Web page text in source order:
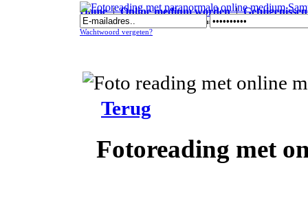
Home|Online medium worden|Getuigenissen
Fotoreading met paranormale online medium Sammy
Wachtwoord vergeten?
Terug
Fotoreading met